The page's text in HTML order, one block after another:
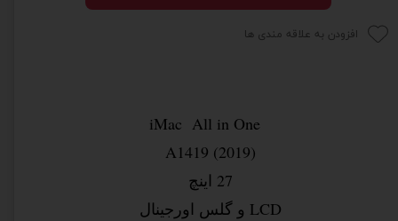
افزودن به علاقه مندی ها
A1419 (2019)
27 اینچ
LCD و گلس اورجینال